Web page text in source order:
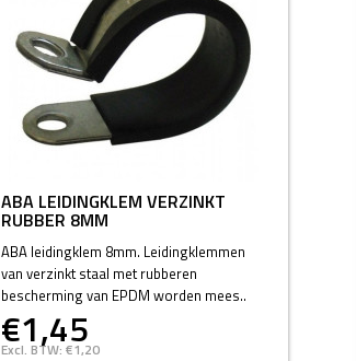
ABA LEIDINGKLEM VERZINKT
RUBBER 8MM
ABA leidingklem 8mm. Leidingklemmen
van verzinkt staal met rubberen
bescherming van EPDM worden mees..
€1,45
Excl. BTW: €1,20